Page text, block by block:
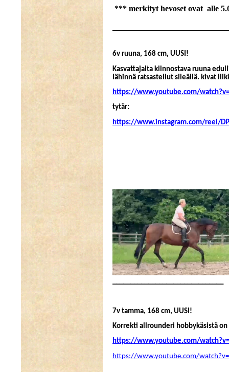
*** merkityt hevoset ovat alle
6v ruuna, 168 cm, UUSI!
Kasvattajalta kiinnostava ruuna
lähinnä ratsastellut sileällä. kivat
https://www.youtube.com/
tytär:
https://www.instagram.com/reel/
7v tamma, 168 cm, UUSI!
Korrekti allrounderi hobbykäsistä
https://www.youtube.com/
https://www.youtube.com/